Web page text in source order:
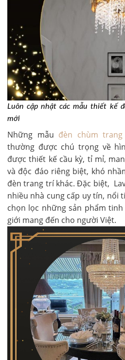
Luôn cập nhật các mẫu thiết kế
mới
Những mẫu đèn chùm
thường được chú trọng về
được thiết kế cầu kỳ, tỉ mỉ,
và độc đáo riêng biệt, khó
đèn trang trí khác. Đặc biệt,
nhiều nhà cung cấp uy tín, nổi
chọn lọc những sản phẩm
giới mang đến cho người Việt.